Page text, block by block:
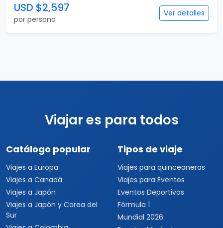
USD $2,597
por persona
Ver detalles
Viajar es para todos
Catálogo popular
Viajes a Europa
Viajes a Canadá
Viajes a Japón
Viajes a Japón y Corea del
Sur
Tipos de viaje
Viajes para quinceaneras
Viajes para Eventos
Eventos Deportivos
Fórmula 1
Mundial 2026